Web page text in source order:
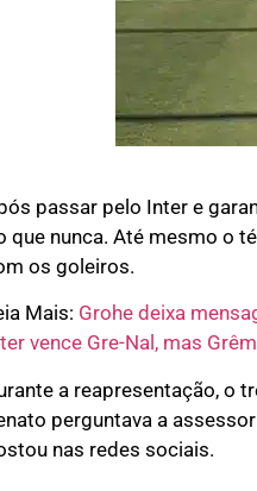
passar pelo Inter e
que nunca. Até mesmo o
os goleiros.
Mais: Grohe deixa
vence Gre-Nal, mas
a reapresentação, o
perguntava a
nas redes sociais.